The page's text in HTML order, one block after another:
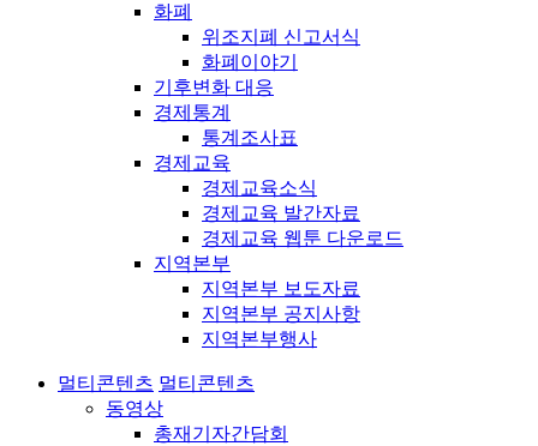
화폐
위조지폐 신고서식
화폐이야기
기후변화 대응
경제통계
통계조사표
경제교육
경제교육소식
경제교육 발간자료
경제교육 웹툰 다운로드
지역본부
지역본부 보도자료
지역본부 공지사항
지역본부행사
멀티콘텐츠 멀티콘텐츠
동영상
총재기자간담회